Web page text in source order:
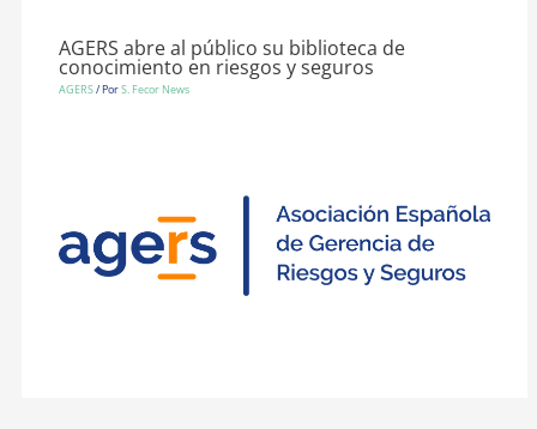
AGERS abre al público su biblioteca de
conocimiento en riesgos y seguros
AGERS/ PorS. Fecor News